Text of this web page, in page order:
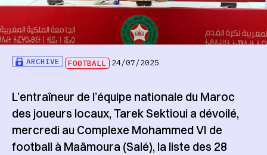
ARCHIVE FOOTBALL 24/07/2025
L’entraîneur de l’équipe nationale du Maroc
des joueurs locaux, Tarek Sektioui a dévoilé,
mercredi au Complexe Mohammed VI de
football à Maâmoura (Salé), la liste des 28